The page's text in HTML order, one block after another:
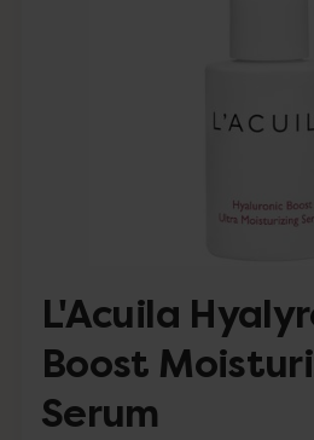
L'Acuila
Boost
Serum